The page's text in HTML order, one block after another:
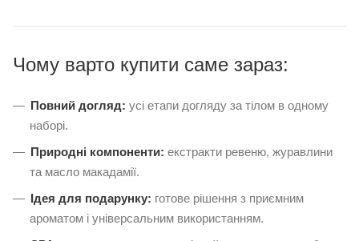
Чому варто купити саме зараз:
Повний догляд: усі етапи догляду за тілом в одному
наборі.
Природні компоненти: екстракти ревеню, журавлини
та масло макадамії.
Ідея для подарунку: готове рішення з приємним
ароматом і універсальним використанням.